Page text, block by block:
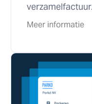
verzamelfactuur.
Meer informatie